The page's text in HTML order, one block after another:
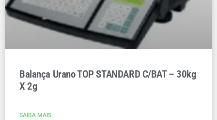
Balança Urano TOP STANDARD C/BAT – 30kg
X 2g
SAIBA MAIS